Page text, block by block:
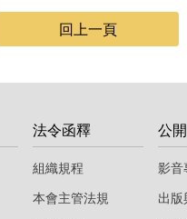
回上一頁
法令函釋
組織規程
本會主管法規
公
影音
出版